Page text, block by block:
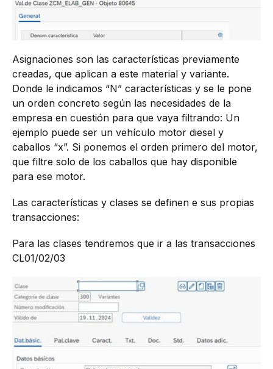
Asignaciones son las características previamente
creadas, que aplican a este material y variante.
Donde le indicamos “N” características y se le pone
un orden concreto según las necesidades de la
empresa en cuestión para que vaya filtrando: Un
ejemplo puede ser un vehículo motor diesel y
caballos “x”. Si ponemos el orden primero del motor,
que filtre solo de los caballos que hay disponible
para ese motor.
Las características y clases se definen e sus propias
transacciones:
Para las clases tendremos que ir a las transacciones
CL01/02/03